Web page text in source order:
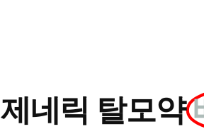
제네릭 탈모약